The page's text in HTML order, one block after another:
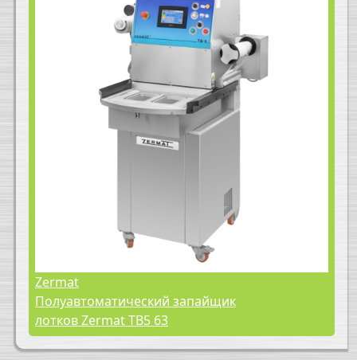
Zermat
Полуавтоматический запайщик
лотков Zermat TB5 63